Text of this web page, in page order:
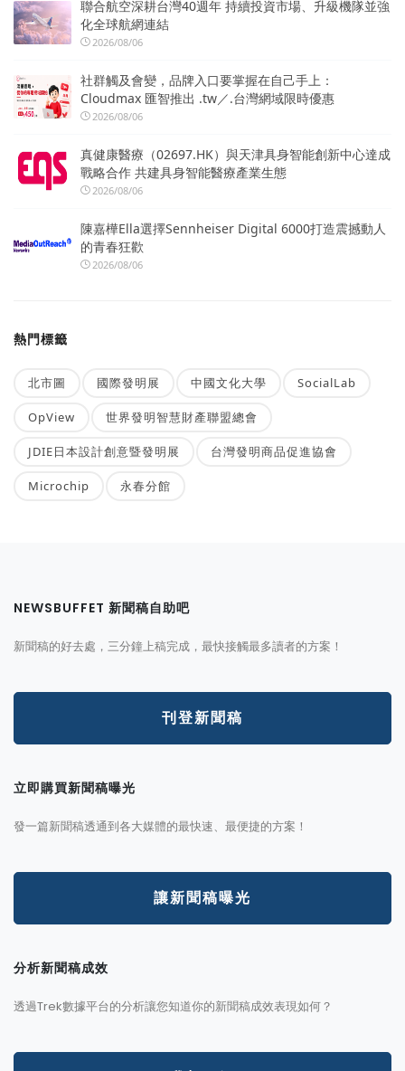
聯合航空深耕台灣40週年 持續投資市場、升級機隊並強
化全球航網連結
2026/08/06
社群觸及會變，品牌入口要掌握在自己手上：
Cloudmax 匯智推出 .tw／.台灣網域限時優惠
2026/08/06
真健康醫療（02697.HK）與天津具身智能創新中心達成
戰略合作 共建具身智能醫療產業生態
2026/08/06
陳嘉樺Ella選擇Sennheiser Digital 6000打造震撼動人
的青春狂歡
2026/08/06
熱門標籤
北市圖 國際發明展 中國文化大學 SocialLab
OpView 世界發明智慧財產聯盟總會
JDIE日本設計創意暨發明展 台灣發明商品促進協會
Microchip 永春分館
NEWSBUFFET 新聞稿自助吧
新聞稿的好去處，三分鐘上稿完成，最快接觸最多讀者的方案！
刊登新聞稿
立即購買新聞稿曝光
發一篇新聞稿透通到各大媒體的最快速、最便捷的方案！
讓新聞稿曝光
分析新聞稿成效
透過Trek數據平台的分析讓您知道你的新聞稿成效表現如何？